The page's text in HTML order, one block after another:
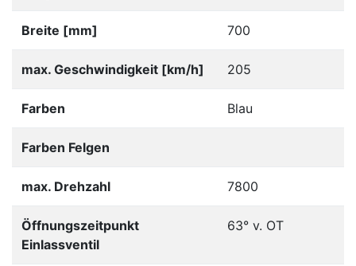
Breite [mm] 700
max. Geschwindigkeit [km/h] 205
Farben Blau
Farben Felgen
max. Drehzahl 7800
Öffnungszeitpunkt
Einlassventil
63° v. OT